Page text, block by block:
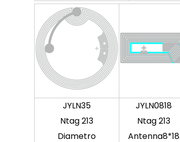
JYLN35
Ntag 213
Diametro
JYLN0818
Ntag 213
Antenna8*18